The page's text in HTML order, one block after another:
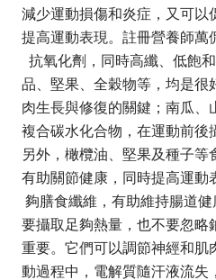
減少運動損傷和炎症，又可以
提高運動表現。註冊營養師萬
抗氧化劑，同時高纖、低飽
品、堅果、全穀物等，均是很
肉生長與修復的關鍵；南瓜、
複合碳水化合物，在運動前後
另外，橄欖油、堅果及種子等
有助關節健康，同時提高運動
夠膳食纖維，有助維持腸道
要攝取足夠熱量，也不要忽略
重要。它們可以調節神經和肌
動過程中，電解質隨汗液流失